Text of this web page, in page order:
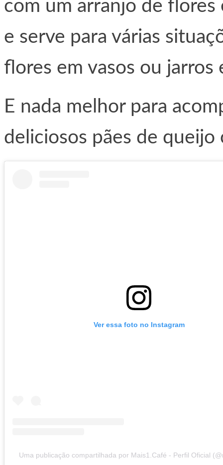
com um arranjo de
e serve para várias
flores em vasos ou jarros
E nada melhor para
deliciosos pães de
Ver essa foto no Instagram
Uma publicação compartilhada por Mais1.Café - Perfil Oficial